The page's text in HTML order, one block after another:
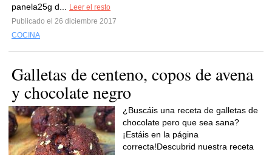
panela25g d...
Leer el resto
Publicado el 26 diciembre 2017
COCINA
Galletas de centeno, copos de avena
y chocolate negro
¿Buscáis una receta de galletas de
chocolate pero que sea sana?
¡Estáis en la página
correcta!Descubrid nuestra receta